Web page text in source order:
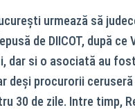
urmează să
de DIICOT, după ce
dar si o asociată au
deși procurorii
30 de zile. Intre timp,